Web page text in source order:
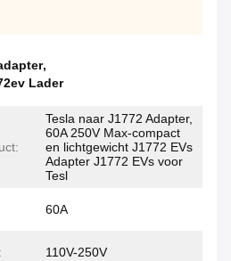
,
Lader
Tesla naar J1772 Adapter,
60A 250V Max-compact
en lichtgewicht J1772 EVs
Adapter J1772 EVs voor
Tesl
60A
110V-250V